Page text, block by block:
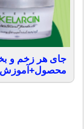
محصول+آموزش